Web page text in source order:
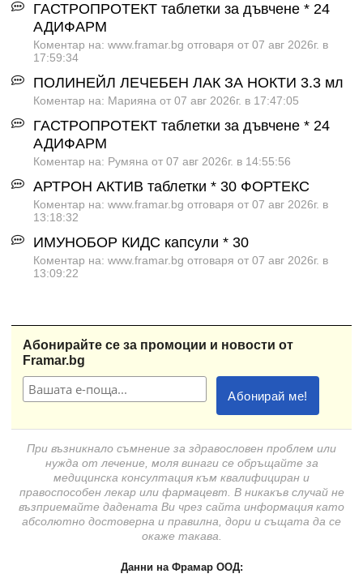
ГАСТРОПРОТЕКТ таблетки за дъвчене * 24
АДИФАРМ
Коментар на: www.framar.bg отговаря от 07 авг 2026г. в
17:59:34
ПОЛИНЕЙЛ ЛЕЧЕБЕН ЛАК ЗА НОКТИ 3.3 мл
Коментар на: Марияна от 07 авг 2026г. в 17:47:05
ГАСТРОПРОТЕКТ таблетки за дъвчене * 24
АДИФАРМ
Коментар на: Румяна от 07 авг 2026г. в 14:55:56
АРТРОН АКТИВ таблетки * 30 ФОРТЕКС
Коментар на: www.framar.bg отговаря от 07 авг 2026г. в
13:18:32
ИМУНОБОР КИДС капсули * 30
Коментар на: www.framar.bg отговаря от 07 авг 2026г. в
13:09:22
Абонирайте се за промоции и новости от
Framar.bg
При възникнало съмнение за здравословен проблем или
нужда от лечение, моля винаги се обръщайте за
медицинска консултация към квалифициран и
правоспособен лекар или фармацевт. В никакъв случай не
възприемайте дадената Ви чрез сайта информация като
абсолютно достоверна и правилна, дори и същата да се
окаже такава.
Данни на Фрамар ООД: